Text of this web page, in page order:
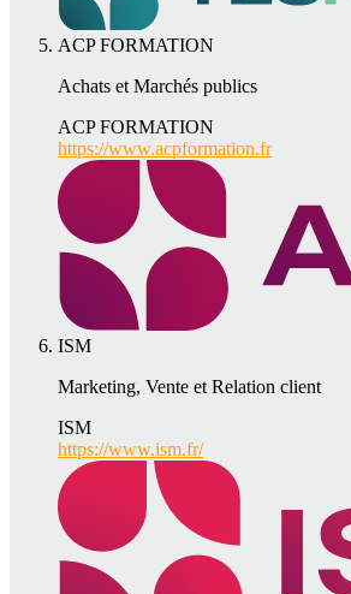
ACP FORMATION
Achats et Marchés publics
ACP FORMATION
https://www.acpformation.fr
ISM
Marketing, Vente et Relation client
ISM
https://www.ism.fr/